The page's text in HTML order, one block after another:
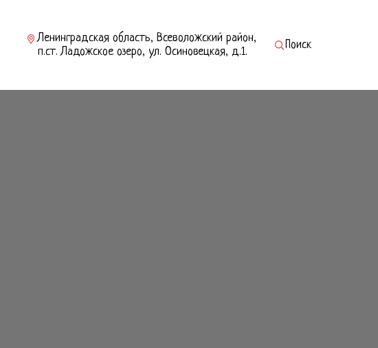
Ленинградская область, Всеволожский район,
п.ст. Ладожское озеро, ул. Осиновецкая, д.1.
Поиск